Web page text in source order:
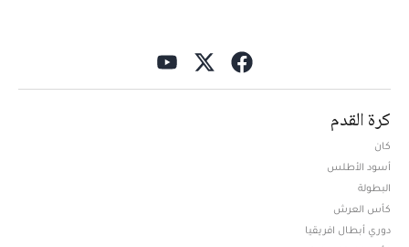
كرة القدم
كان
أسود الأطلس
البطولة
كأس العرش
دوري أبطال افريقيا